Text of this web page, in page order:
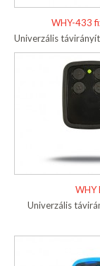
WHY-433
Univerzális
WHY
Univerzális